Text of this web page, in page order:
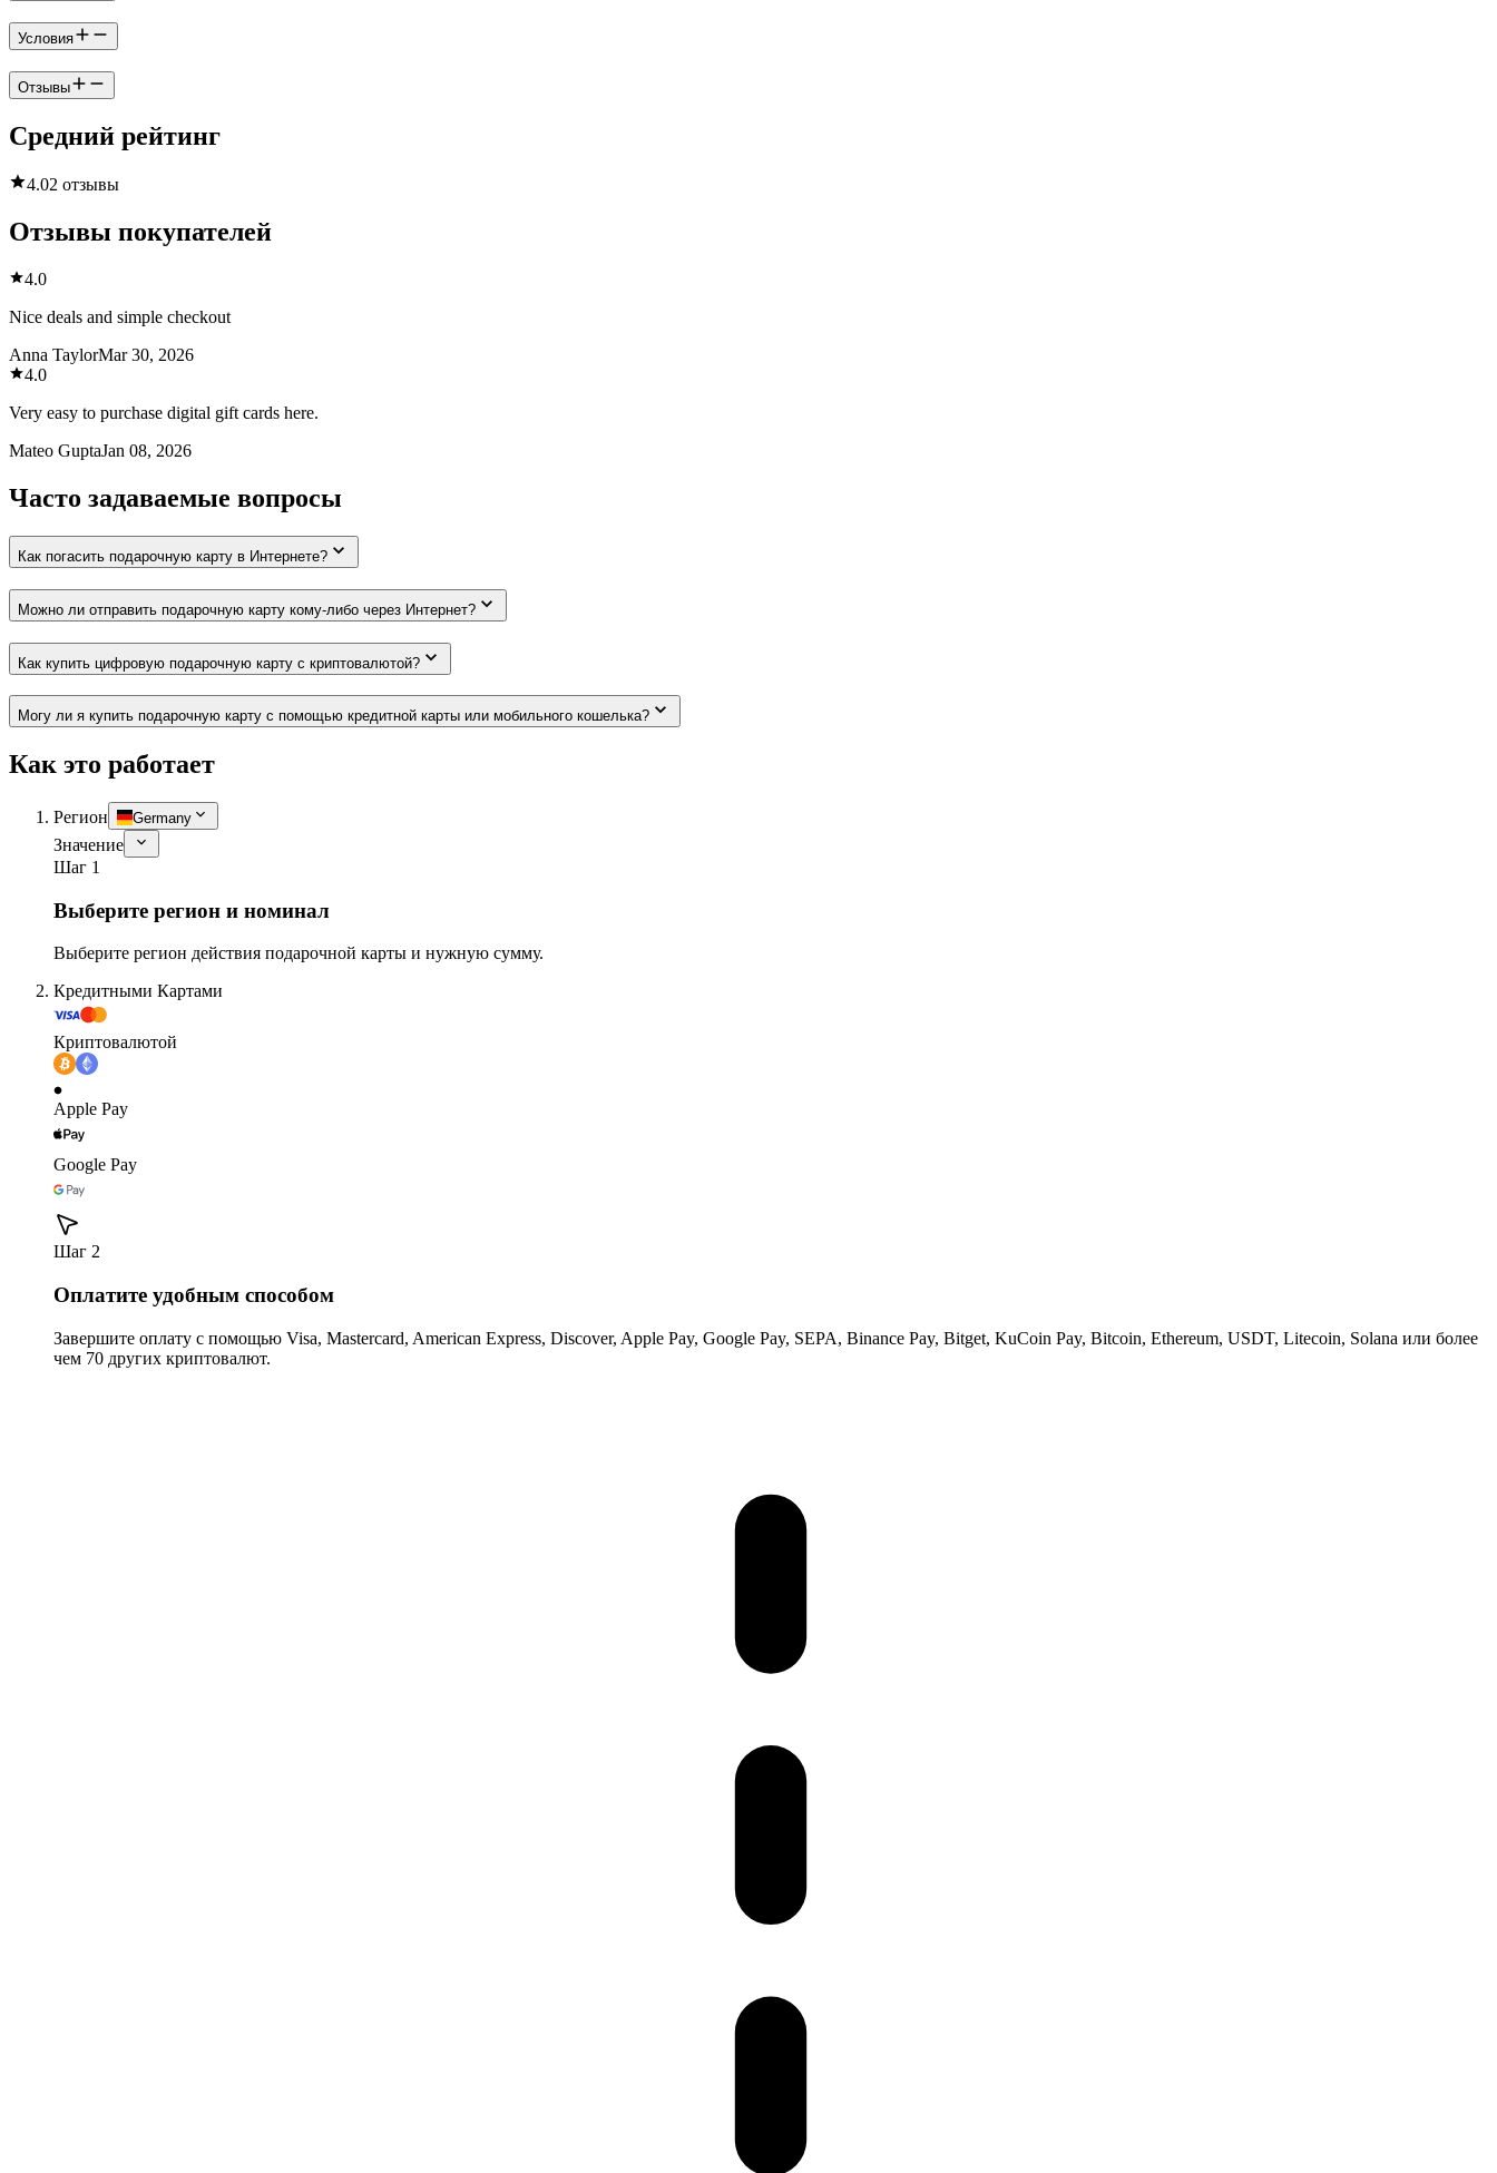
Условия
Отзывы
Средний рейтинг
4.02 отзывы
Отзывы покупателей
4.0
Nice deals and simple checkout
Anna TaylorMar 30, 2026
4.0
Very easy to purchase digital gift cards here.
Mateo GuptaJan 08, 2026
Часто задаваемые вопросы
Как погасить подарочную карту в Интернете?
Можно ли отправить подарочную карту кому-либо через Интернет?
Как купить цифровую подарочную карту с криптовалютой?
Могу ли я купить подарочную карту с помощью кредитной карты или мобильного кошелька?
Как это работает
Регион Germany
Значение
Шаг 1
Выберите регион и номинал
Выберите регион действия подарочной карты и нужную сумму.
Кредитными Картами
Криптовалютой
Apple Pay
Google Pay
Шаг 2
Оплатите удобным способом
Завершите оплату с помощью Visa, Mastercard, American Express, Discover, Apple Pay, Google Pay, SEPA, Binance Pay, Bitget, KuCoin Pay, Bitcoin, Ethereum, USDT, Litecoin, Solana или более
чем 70 других криптовалют.